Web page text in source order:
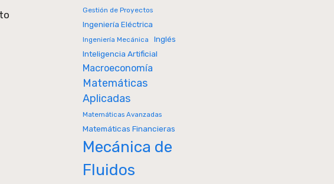
Gestión de Proyectos
Ingeniería Eléctrica
Ingeniería Mecánica
Inglés
Inteligencia Artificial
Macroeconomía
Matemáticas
Aplicadas
Matemáticas Avanzadas
Matemáticas Financieras
Mecánica de
Fluidos